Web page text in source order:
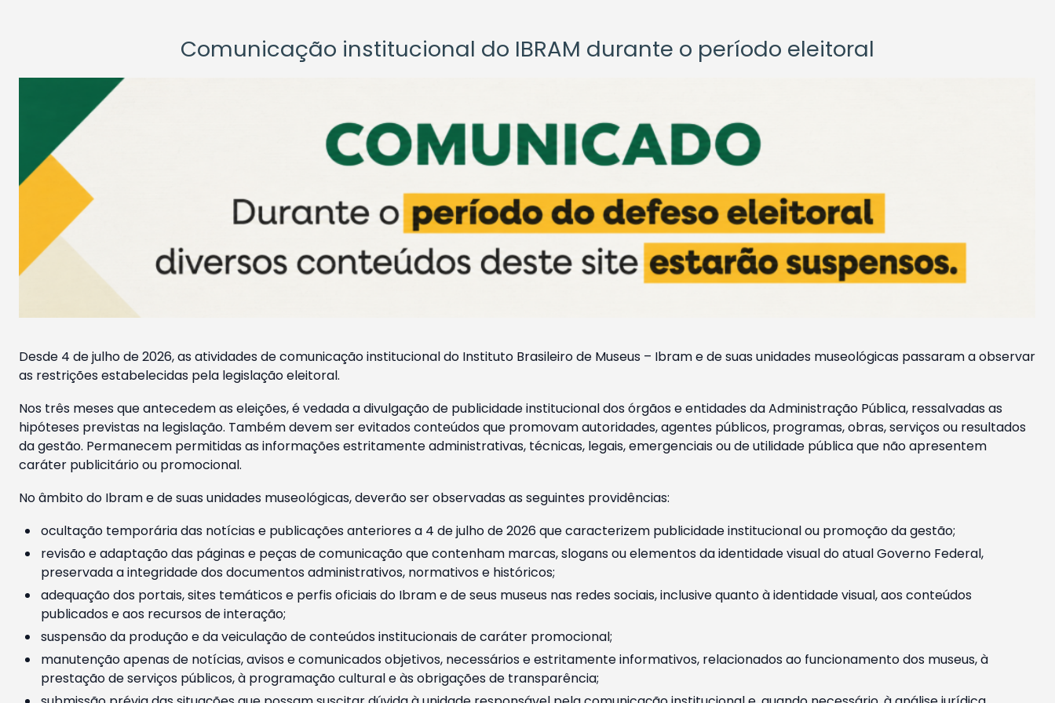
Comunicação institucional do IBRAM durante o período eleitoral
Desde 4 de julho de 2026, as atividades de comunicação institucional do Instituto Brasileiro de Museus – Ibram e de suas unidades museológicas passaram a observar
as restrições estabelecidas pela legislação eleitoral.
Nos três meses que antecedem as eleições, é vedada a divulgação de publicidade institucional dos órgãos e entidades da Administração Pública, ressalvadas as
hipóteses previstas na legislação. Também devem ser evitados conteúdos que promovam autoridades, agentes públicos, programas, obras, serviços ou resultados
da gestão. Permanecem permitidas as informações estritamente administrativas, técnicas, legais, emergenciais ou de utilidade pública que não apresentem
caráter publicitário ou promocional.
No âmbito do Ibram e de suas unidades museológicas, deverão ser observadas as seguintes providências:
ocultação temporária das notícias e publicações anteriores a 4 de julho de 2026 que caracterizem publicidade institucional ou promoção da gestão;
revisão e adaptação das páginas e peças de comunicação que contenham marcas, slogans ou elementos da identidade visual do atual Governo Federal,
preservada a integridade dos documentos administrativos, normativos e históricos;
adequação dos portais, sites temáticos e perfis oficiais do Ibram e de seus museus nas redes sociais, inclusive quanto à identidade visual, aos conteúdos
publicados e aos recursos de interação;
suspensão da produção e da veiculação de conteúdos institucionais de caráter promocional;
manutenção apenas de notícias, avisos e comunicados objetivos, necessários e estritamente informativos, relacionados ao funcionamento dos museus, à
prestação de serviços públicos, à programação cultural e às obrigações de transparência;